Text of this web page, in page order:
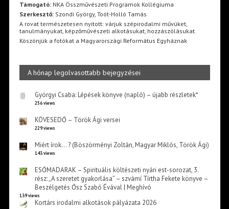
Támogató:NKA Összművészeti Programok Kollégiuma
Szerkesztő:Szondi György, Toót-Holló Tamás
A rovat természetesen nyitott: várjuk szépirodalmi művüket,
tanulmányukat, képzőművészeti alkotásukat, hozzászólásukat.
Köszönjük a fotókat a Magyarországi Református Egyháznak
A hónap legolvasottabb bejegyzései
Györgyi Csaba: Lépések könyve (napló) – újabb részletek*
256 views
KÖVESEDŐ – Török Ági versei
229 views
Miért írok… ? (Böszörményi Zoltán, Magyar Miklós, Török Ági)
143 views
ESŐMADARAK – Spirituális költészeti nyári est-sorozat, 3.
rész: „A szeretet gyakorlása” – szvámí Tírtha Fekete könyve –
Beszélgetés Ősz Szabó Évával | Meghívó
139 views
Kortárs irodalmi alkotások pályázata 2026